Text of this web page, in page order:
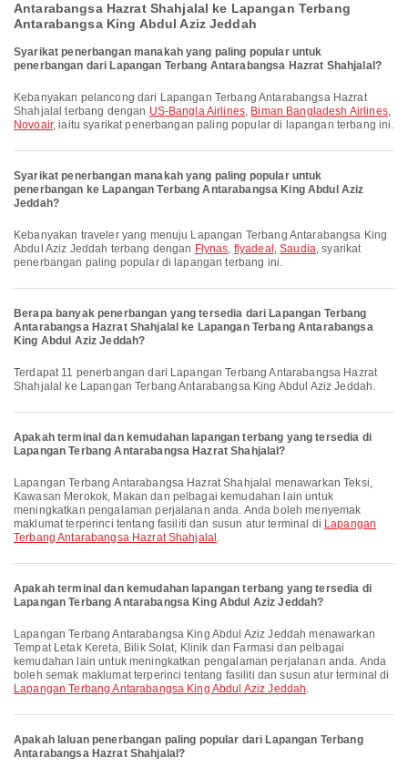
Antarabangsa Hazrat Shahjalal ke Lapangan Terbang
Antarabangsa King Abdul Aziz Jeddah
Syarikat penerbangan manakah yang paling popular untuk
penerbangan dari Lapangan Terbang Antarabangsa Hazrat Shahjalal?
Kebanyakan pelancong dari Lapangan Terbang Antarabangsa Hazrat
Shahjalal terbang dengan US-Bangla Airlines, Biman Bangladesh Airlines,
Novoair, iaitu syarikat penerbangan paling popular di lapangan terbang ini.
Syarikat penerbangan manakah yang paling popular untuk
penerbangan ke Lapangan Terbang Antarabangsa King Abdul Aziz
Jeddah?
Kebanyakan traveler yang menuju Lapangan Terbang Antarabangsa King
Abdul Aziz Jeddah terbang dengan Flynas, flyadeal ,Saudia, syarikat
penerbangan paling popular di lapangan terbang ini.
Berapa banyak penerbangan yang tersedia dari Lapangan Terbang
Antarabangsa Hazrat Shahjalal ke Lapangan Terbang Antarabangsa
King Abdul Aziz Jeddah?
Terdapat 11 penerbangan dari Lapangan Terbang Antarabangsa Hazrat
Shahjalal ke Lapangan Terbang Antarabangsa King Abdul Aziz Jeddah.
Apakah terminal dan kemudahan lapangan terbang yang tersedia di
Lapangan Terbang Antarabangsa Hazrat Shahjalal?
Lapangan Terbang Antarabangsa Hazrat Shahjalal menawarkan Teksi,
Kawasan Merokok, Makan dan pelbagai kemudahan lain untuk
meningkatkan pengalaman perjalanan anda. Anda boleh menyemak
maklumat terperinci tentang fasiliti dan susun atur terminal di Lapangan
Terbang Antarabangsa Hazrat Shahjalal .
Apakah terminal dan kemudahan lapangan terbang yang tersedia di
Lapangan Terbang Antarabangsa King Abdul Aziz Jeddah?
Lapangan Terbang Antarabangsa King Abdul Aziz Jeddah menawarkan
Tempat Letak Kereta, Bilik Solat, Klinik dan Farmasi dan pelbagai
kemudahan lain untuk meningkatkan pengalaman perjalanan anda. Anda
boleh semak maklumat terperinci tentang fasiliti dan susun atur terminal di
Lapangan Terbang Antarabangsa King Abdul Aziz Jeddah.
Apakah laluan penerbangan paling popular dari Lapangan Terbang
Antarabangsa Hazrat Shahjalal?